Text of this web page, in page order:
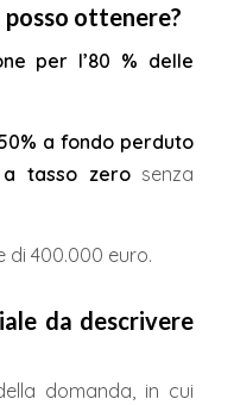
ottenere?
per l’80 % delle
a fondo perduto
a tasso zerosenza
di 400.000 euro.
da descrivere
domanda, in cui